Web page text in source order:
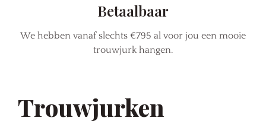
Betaalbaar
We hebben vanaf slechts €795 al voor jou een mooie
trouwjurk hangen.
Trouwjurken